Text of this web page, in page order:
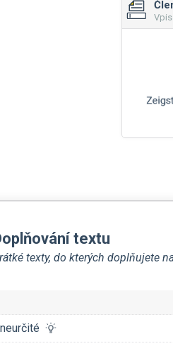
textu
texty, do kterých doplňujete